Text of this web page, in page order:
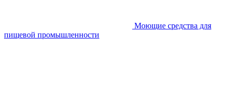
Моющие средства для
пищевой промышленности